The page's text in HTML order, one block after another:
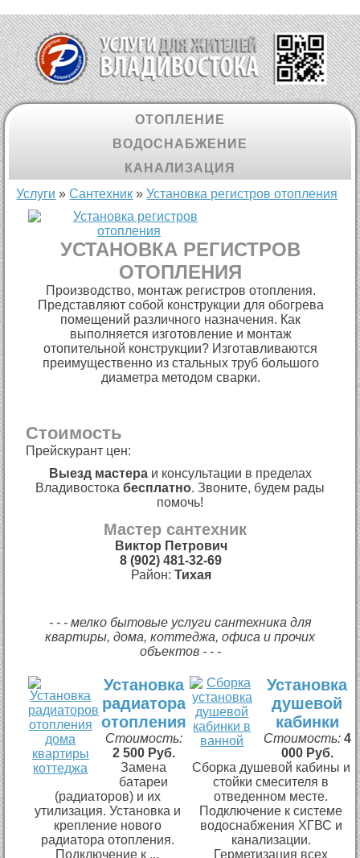
ОТОПЛЕНИЕ
ВОДОСНАБЖЕНИЕ
КАНАЛИЗАЦИЯ
Вы здесь
Услуги » Cантехник » Установка регистров отопления
УСТАНОВКА РЕГИСТРОВ
ОТОПЛЕНИЯ
Производство, монтаж регистров отопления.
Представляют собой конструкции для обогрева
помещений различного назначения. Как
выполняется изготовление и монтаж
отопительной конструкции? Изготавливаются
преимущественно из стальных труб большого
диаметра методом сварки.
Стоимость
Прейскурант цен:
Выезд мастераи консультации в пределах
Владивостока бесплатно. Звоните, будем рады
помочь!
Мастер сантехник
Виктор Петрович
8 (902) 481-32-69
Район: Тихая
- - - мелко бытовые услуги сантехника для
квартиры, дома, коттеджа, офиса и прочих
объектов - - -
Установка
радиатора
отопления
Стоимость:
2 500 Руб.
Замена
батареи
(радиаторов) и их
утилизация. Установка и
крепление нового
радиатора отопления.
Подключение к ...
Установка
душевой
кабинки
Стоимость: 4
000 Руб.
Сборка душевой кабины и
стойки смесителя в
отведенном месте.
Подключение к системе
водоснабжения ХГВС и
канализации.
Герметизация всех